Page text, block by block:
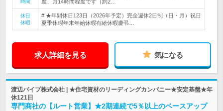
時間
度、月14時間程度です（約2…
休日
休暇
# ★年間休日123日（2026年予定）完全週休2日制（日・月）祝日
夏季休暇年末年始休暇有給休暇慶弔…
求人詳細を見る 気になる
渡辺パイプ株式会社 | ★住宅資材のリーディングカンパニー★安定基盤★年
休121日
専門商社の【ルート営業】★2期連続で5％以上のベースアップ